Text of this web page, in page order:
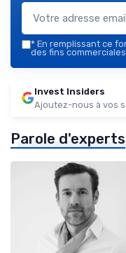
* En remplissant ce
des fins
Invest Insiders
Ajoutez-nous à vos
Parole d'experts